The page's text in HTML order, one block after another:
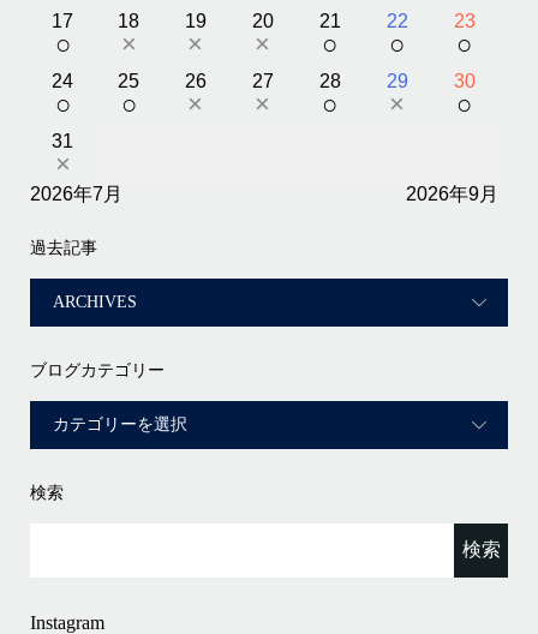
17
○
18
×
19
×
20
×
21
○
22
○
23
○
24
○
25
○
26
×
27
×
28
○
29
×
30
○
31
×
2026年7月 2026年9月
過去記事
ブログカテゴリー
検索
Instagram